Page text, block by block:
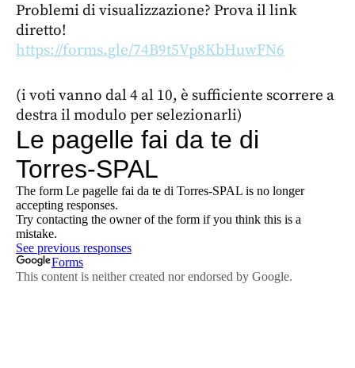
Problemi di visualizzazione? Prova il link
diretto!
https://forms.gle/74B9t5Vp8KbHuwFN6
(i voti vanno dal 4 al 10, è sufficiente scorrere a
destra il modulo per selezionarli)